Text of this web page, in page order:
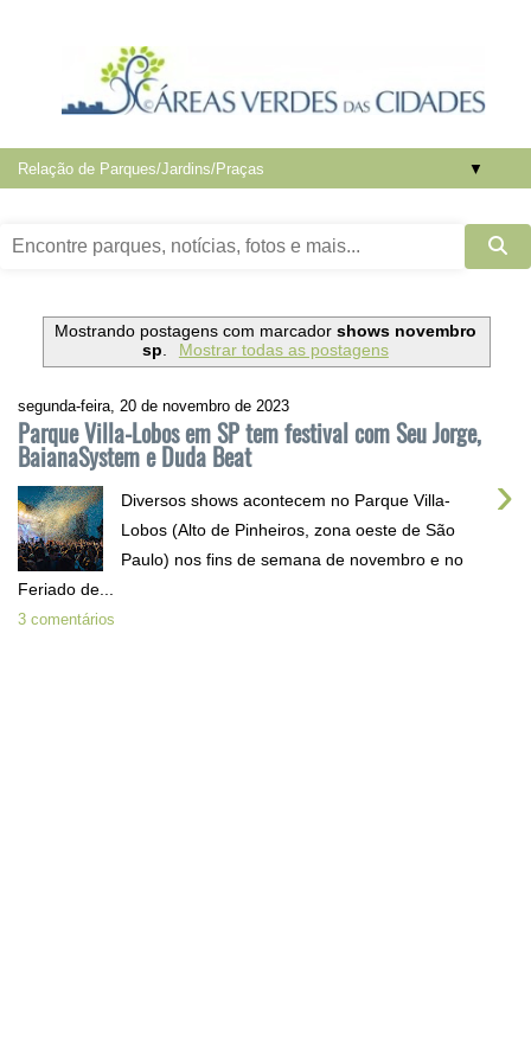
▼
Mostrando postagens com marcador shows novembro
sp. Mostrar todas as postagens
segunda-feira, 20 de novembro de 2023
Parque Villa-Lobos em SP tem festival com Seu Jorge,
BaianaSystem e Duda Beat
›
Diversos shows acontecem no Parque Villa-
Lobos (Alto de Pinheiros, zona oeste de São
Paulo) nos fins de semana de novembro e no
Feriado de...
3 comentários